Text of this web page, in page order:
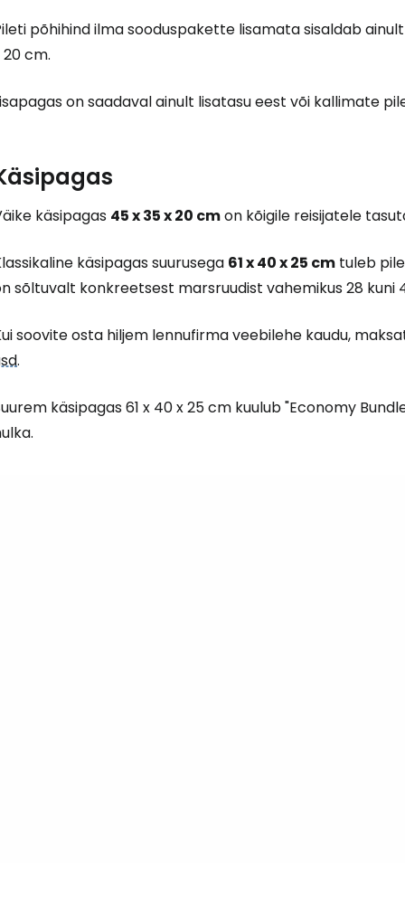
põhihind ilma sooduspakette lisamata sisaldab ainult
20 cm.
on saadaval ainult lisatasu eest või kallimate
käsipagas 45 x 35 x 20 cmon kõigile reisijatele
käsipagas suurusega 61 x 40 x 25 cm tuleb
sõltuvalt konkreetsest marsruudist vahemikus 28 kuni
soovite osta hiljem lennufirma veebilehe kaudu,
.
käsipagas 61 x 40 x 25 cm kuulub "Economy